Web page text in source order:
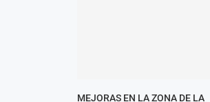
MEJORAS EN LA ZONA DE LA